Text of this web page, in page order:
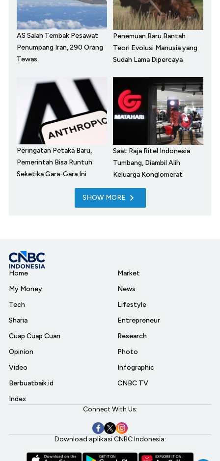
AS Salah Tembak Pesawat
Penumpang Iran, 290 Orang
Tewas
Penemuan Baru Bantah
Teori Evolusi Manusia yang
Sudah Lama Dipercaya
Peringatan Petaka Baru,
Pemerintah Bisa Runtuh
Seketika Gara-Gara Ini
Saat Raja Ritel Indonesia
Tumbang, Diambil Alih
Keluarga Konglomerat
SHOW MORE
Home
My Money
Tech
Sharia
Cuap Cuap Cuan
Opinion
Video
Berbuatbaik.id
Index
Market
News
Lifestyle
Entrepreneur
Research
Photo
Infographic
CNBC TV
Connect With Us:
Download aplikasi CNBC Indonesia: